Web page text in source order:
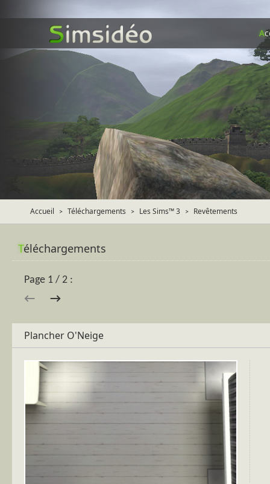
A
Accueil > Téléchargements > Les Sims™ 3 > Revêtements
Téléchargements
Page 1 / 2 :
← →
Plancher O'Neige